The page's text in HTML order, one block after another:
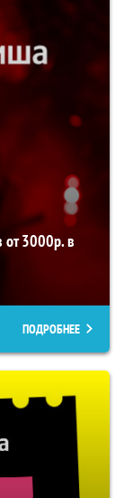
от 3000р. в
ПОДРОБНЕЕ